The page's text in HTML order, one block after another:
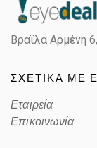
Color
Lens Color
Color code
Βραϊλα Αρμένη
ΣΧΕΤΙΚΑ ΜΕ
Εταιρεία
Επικοινωνία